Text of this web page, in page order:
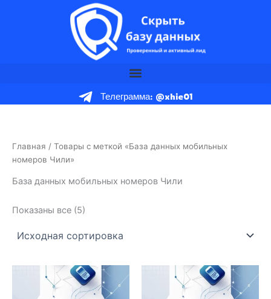
Телеграмма: @xhie01
Главная / Товары с меткой «База данных мобильных
номеров Чили»
База данных мобильных номеров Чили
Показаны все (5)